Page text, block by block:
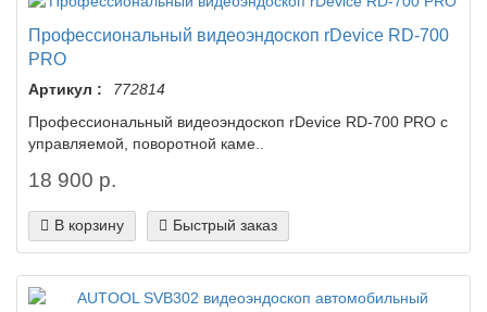
Профессиональный видеоэндоскоп rDevice RD-700
PRO
Артикул :
772814
Профессиональный видеоэндоскоп rDevice RD-700 PRO с
управляемой, поворотной каме..
18 900 р.
В корзину Быстрый заказ